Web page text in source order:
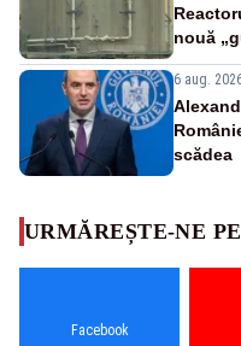
nouă
6 aug.
scădea
URMĂREȘTE-NE PE
Facebook